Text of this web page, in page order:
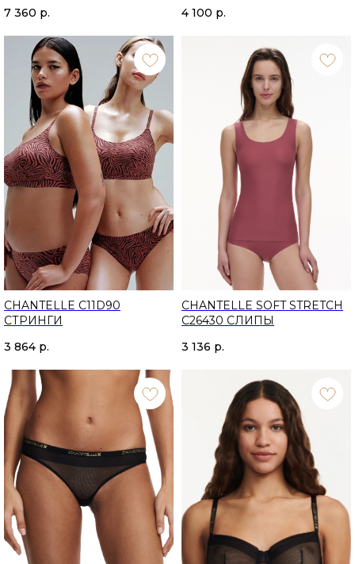
7 360 р.
4 100 р.
CHANTELLE C11D90
CТРИНГИ
3 864 р.
CHANTELLE SOFT STRETCH
C26430 СЛИПЫ
3 136 р.